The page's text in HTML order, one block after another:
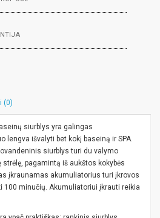
(0)
siurblys yra galingas
lengva išvalyti bet kokį baseiną ir SPA.
siurblys turi du valymo
pagamintą iš aukštos kokybės
įkraunamas akumuliatorius turi įkrovos
100 minučių. Akumuliatoriui įkrauti reikia